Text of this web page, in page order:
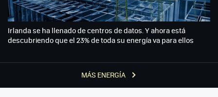
MÁS ENERGÍA
Irlanda se ha llenado de centros de datos. Y ahora está
descubriendo que el 23% de toda su energía va para ellos